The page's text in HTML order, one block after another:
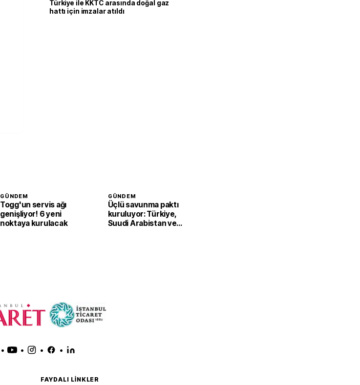
Türkiye ile KKTC arasında doğal gaz
hattı için imzalar atıldı
GÜNDEM
Togg'un servis ağı
genişliyor! 6 yeni
noktaya kurulacak
GÜNDEM
Üçlü savunma paktı
kuruluyor: Türkiye,
Suudi Arabistan ve
• • • •
FAYDALI LINKLER